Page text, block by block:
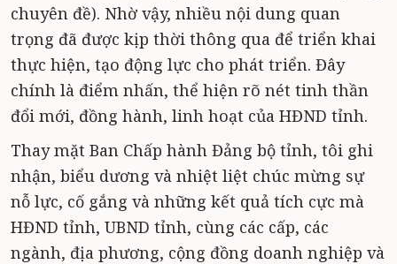
chuyên đề). Nhờ vậy, nhiều nội dung quan
trọng đã được kịp thời thông qua để triển khai
thực hiện, tạo động lực cho phát triển. Đây
chính là điểm nhấn, thể hiện rõ nét tinh thần
đổi mới, đồng hành, linh hoạt của HĐND tỉnh.
Thay mặt Ban Chấp hành Đảng bộ tỉnh, tôi ghi
nhận, biểu dương và nhiệt liệt chúc mừng sự
nỗ lực, cố gắng và những kết quả tích cực mà
HĐND tỉnh, UBND tỉnh, cùng các cấp, các
ngành, địa phương, cộng đồng doanh nghiệp và